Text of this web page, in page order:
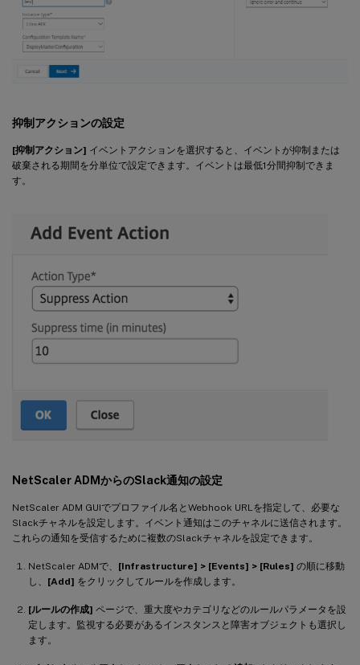
抑制アクションの設定
[抑制アクション] イベントアクションを選択すると、イベントが抑制または
破棄される期間を分単位で設定できます。イベントは最低1分間抑制できま
す。
NetScaler ADMからのSlack通知の設定
NetScaler ADM GUIでプロファイル名とWebhook URLを指定して、必要な
Slackチャネルを設定します。イベント通知はこのチャネルに送信されます。
これらの通知を受信するために複数のSlackチャネルを設定できます。
NetScaler ADMで、 [Infrastructure] > [Events] > [Rules] の順に移動
し、 [Add] をクリックしてルールを作成します。
[ルールの作成] ページで、重大度やカテゴリなどのルールパラメータを設
定します。監視する必要があるインスタンスと障害オブジェクトも選択し
ます。